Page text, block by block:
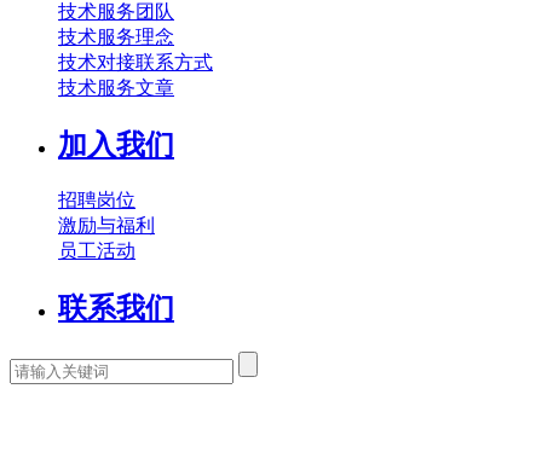
技术服务团队
技术服务理念
技术对接联系方式
技术服务文章
加入我们
招聘岗位
激励与福利
员工活动
联系我们